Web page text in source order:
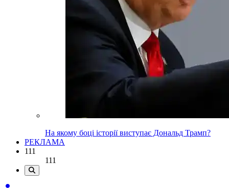
На якому боці історії виступає Дональд Трамп?
РЕКЛАМА
111
111